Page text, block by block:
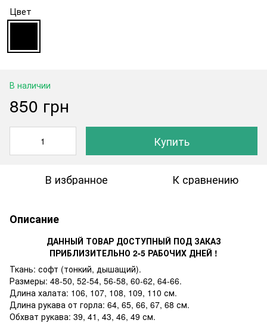
Цвет
В наличии
850 грн
Купить
В избранное К сравнению
Описание
ДАННЫЙ ТОВАР ДОСТУПНЫЙ ПОД ЗАКАЗ
ПРИБЛИЗИТЕЛЬНО 2-5 РАБОЧИХ ДНЕЙ !
Ткань: софт (тонкий, дышащий).
Размеры: 48-50, 52-54, 56-58, 60-62, 64-66.
Длина халата: 106, 107, 108, 109, 110 см.
Длина рукава от горла: 64, 65, 66, 67, 68 см.
Обхват рукава: 39, 41, 43, 46, 49 см.